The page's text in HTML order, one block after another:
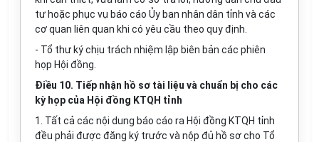
tư hoặc phục vụ báo cáo Ủy ban nhân dân tỉnh và các
cơ quan liên quan khi có yêu cầu theo quy định.
- Tổ thư ký chịu trách nhiệm lập biên bản các phiên
họp Hội đồng.
Điều 10. Tiếp nhận hồ sơ tài liệu và chuẩn bị cho các
kỳ họp của Hội đồng KTQH tỉnh
1. Tất cả các nội dung báo cáo ra Hội đồng KTQH tỉnh
đều phải được đăng ký trước và nộp đủ hồ sơ cho Tổ